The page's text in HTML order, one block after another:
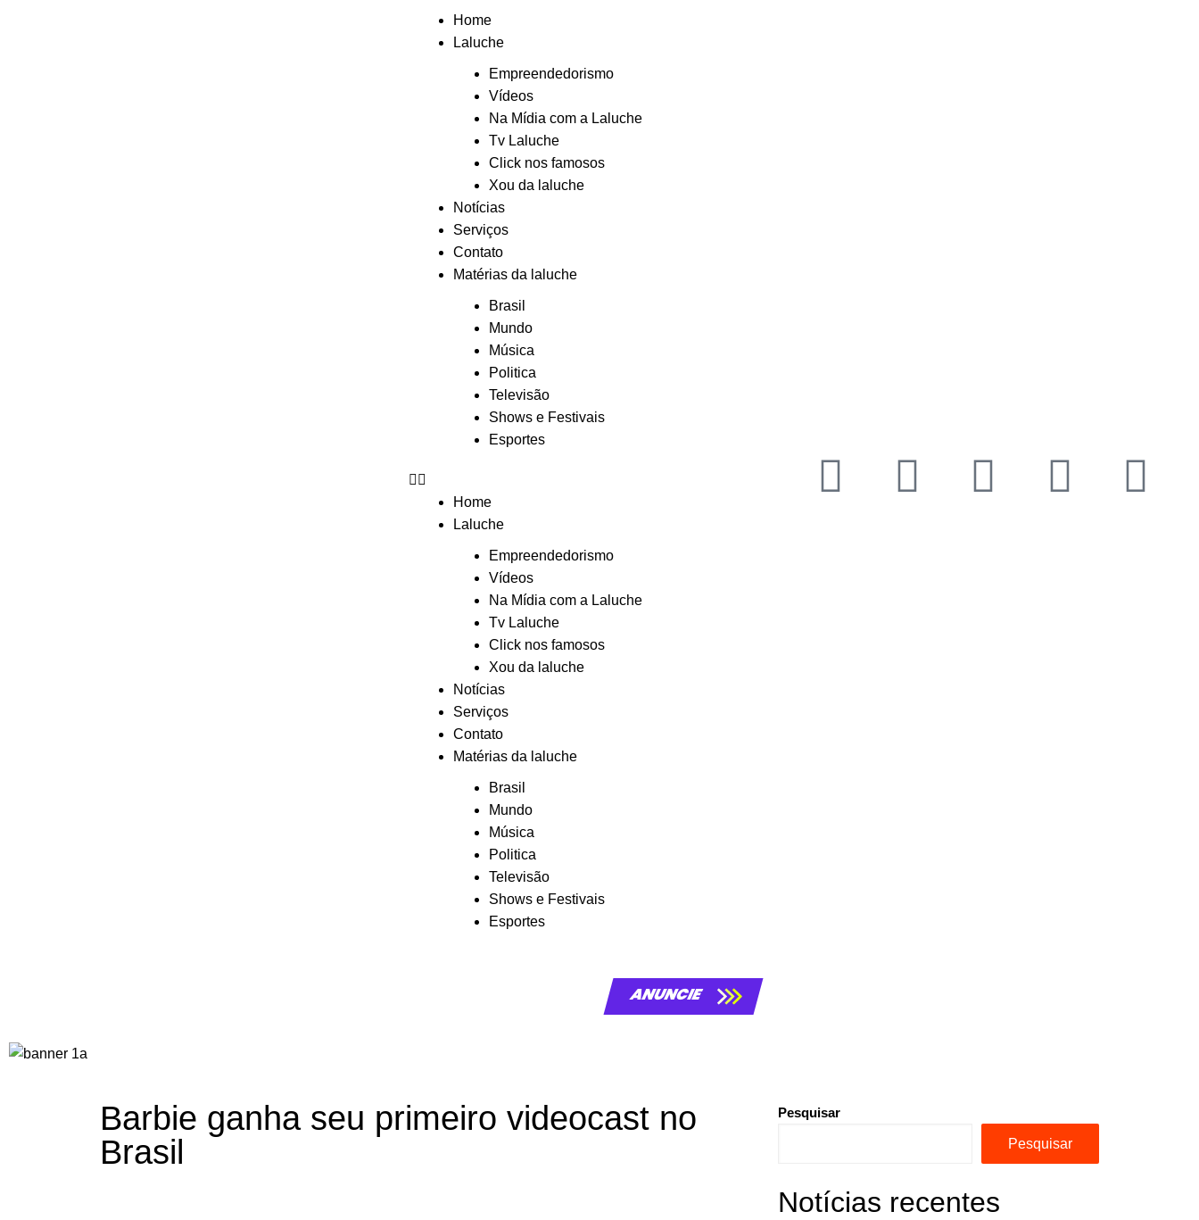
Home
Laluche
Empreendedorismo
Vídeos
Na Mídia com a Laluche
Tv Laluche
Click nos famosos
Xou da laluche
Notícias
Serviços
Contato
Matérias da laluche
Brasil
Mundo
Música
Politica
Televisão
Shows e Festivais
Esportes
Home
Laluche
Empreendedorismo
Vídeos
Na Mídia com a Laluche
Tv Laluche
Click nos famosos
Xou da laluche
Notícias
Serviços
Contato
Matérias da laluche
Brasil
Mundo
Música
Politica
Televisão
Shows e Festivais
Esportes
ANUNCIE
Barbie ganha seu primeiro videocast no
Brasil
Pesquisar
Pesquisar
Notícias recentes